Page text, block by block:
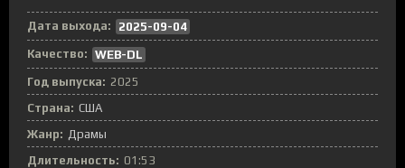
Дата выхода:
2025-09-04
Качество: WEB-DL
Год выпуска: 2025
Страна: США
Жанр: Драмы
Длительность: 01:53